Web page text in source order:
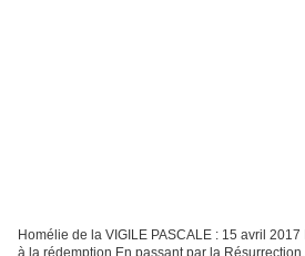
Homélie de la VIGILE PASCALE : 15 avril
à la rédemption En passant par la